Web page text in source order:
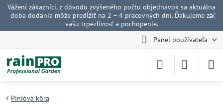
✕
Vážení zákazníci, z dôvodu zvýšeného počtu objednávok sa aktuálna
doba dodania môže predĺžiť na 2 – 4 pracovných dní. Ďakujeme za
vašu trpezlivosť a pochopenie.
Panel používateľa
Pínióvá kôra